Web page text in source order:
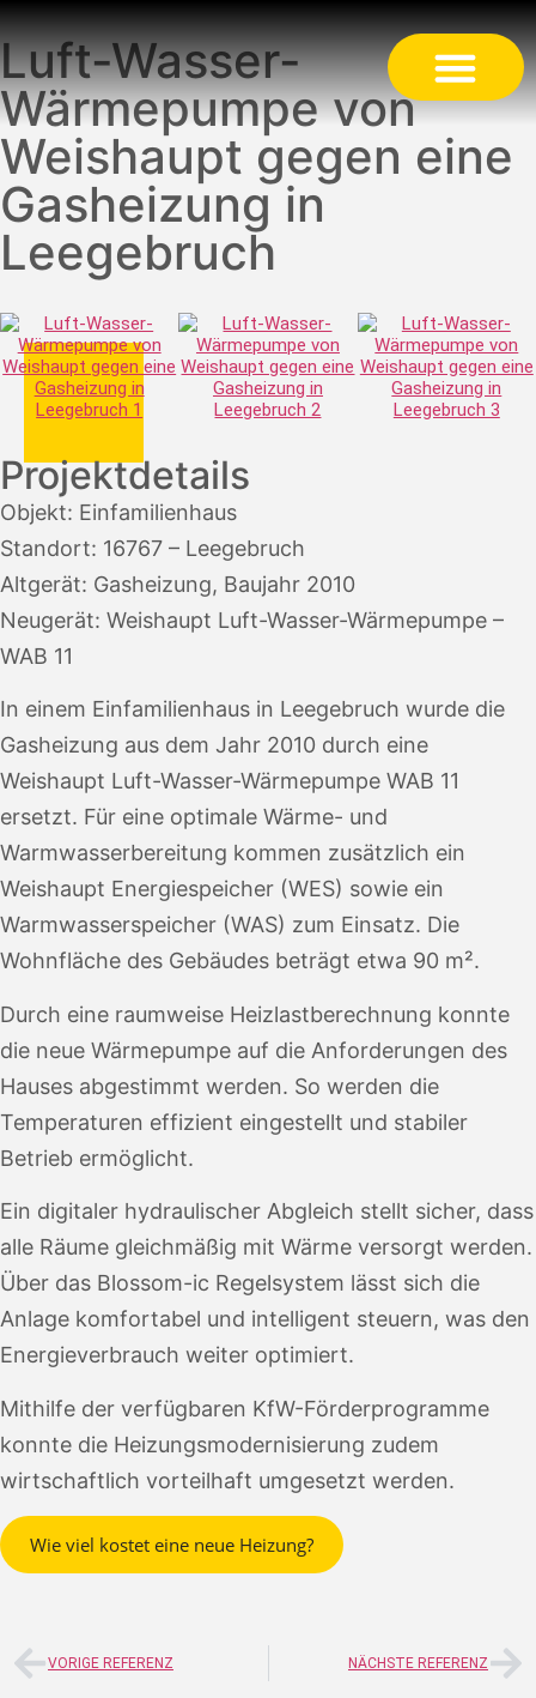
Luft-Wasser-
Wärmepumpe von
Weishaupt gegen eine
Gasheizung in
Leegebruch
Projektdetails
Objekt: Einfamilienhaus
Standort: 16767 – Leegebruch
Altgerät: Gasheizung, Baujahr 2010
Neugerät: Weishaupt Luft-Wasser-Wärmepumpe –
WAB 11
In einem Einfamilienhaus in Leegebruch wurde die
Gasheizung aus dem Jahr 2010 durch eine
Weishaupt Luft-Wasser-Wärmepumpe WAB 11
ersetzt. Für eine optimale Wärme- und
Warmwasserbereitung kommen zusätzlich ein
Weishaupt Energiespeicher (WES) sowie ein
Warmwasserspeicher (WAS) zum Einsatz. Die
Wohnfläche des Gebäudes beträgt etwa 90 m².
Durch eine raumweise Heizlastberechnung konnte
die neue Wärmepumpe auf die Anforderungen des
Hauses abgestimmt werden. So werden die
Temperaturen effizient eingestellt und stabiler
Betrieb ermöglicht.
Ein digitaler hydraulischer Abgleich stellt sicher, dass
alle Räume gleichmäßig mit Wärme versorgt werden.
Über das Blossom-ic Regelsystem lässt sich die
Anlage komfortabel und intelligent steuern, was den
Energieverbrauch weiter optimiert.
Mithilfe der verfügbaren KfW-Förderprogramme
konnte die Heizungsmodernisierung zudem
wirtschaftlich vorteilhaft umgesetzt werden.
Wie viel kostet eine neue Heizung?
VORIGE REFERENZ NÄCHSTE REFERENZ